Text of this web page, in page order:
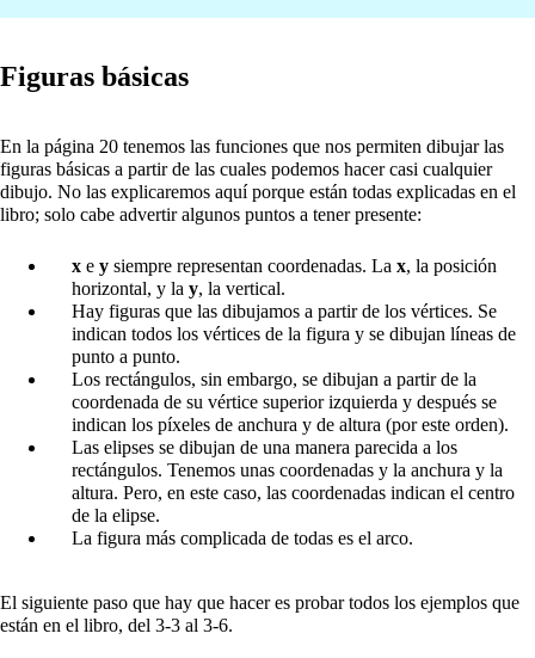
Figuras básicas
En la página 20 tenemos las funciones que nos permiten dibujar las
figuras básicas a partir de las cuales podemos hacer casi cualquier
dibujo. No las explicaremos aquí porque están todas explicadas en el
libro; solo cabe advertir algunos puntos a tener presente:
x e y siempre representan coordenadas. La x, la posición
horizontal, y la y, la vertical.
Hay figuras que las dibujamos a partir de los vértices. Se
indican todos los vértices de la figura y se dibujan líneas de
punto a punto.
Los rectángulos, sin embargo, se dibujan a partir de la
coordenada de su vértice superior izquierda y después se
indican los píxeles de anchura y de altura (por este orden).
Las elipses se dibujan de una manera parecida a los
rectángulos. Tenemos unas coordenadas y la anchura y la
altura. Pero, en este caso, las coordenadas indican el centro
de la elipse.
La figura más complicada de todas es el arco.
El siguiente paso que hay que hacer es probar todos los ejemplos que
están en el libro, del 3-3 al 3-6.